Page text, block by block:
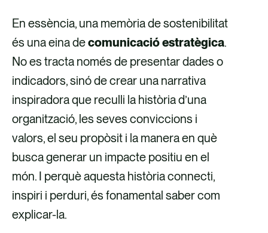
v
é
s
d
e
L
i
n
k
e
d
v
é
s
d
e
F
a
c
e
b
o
v
é
s
d
e
X
o
r
r
e
u
e
l
e
c
t
En essència, una memòria de sostenibilitat
és una eina decomunicació estratègica.
No es tracta només de presentar dades o
indicadors, sinó de crear una narrativa
inspiradora que reculli la història d’una
organització, les seves conviccions i
valors, el seu propòsit i la manera en què
busca generar un impacte positiu en el
món. I perquè aquesta història connecti,
inspiri i perduri, és fonamental saber com
explicar-la.